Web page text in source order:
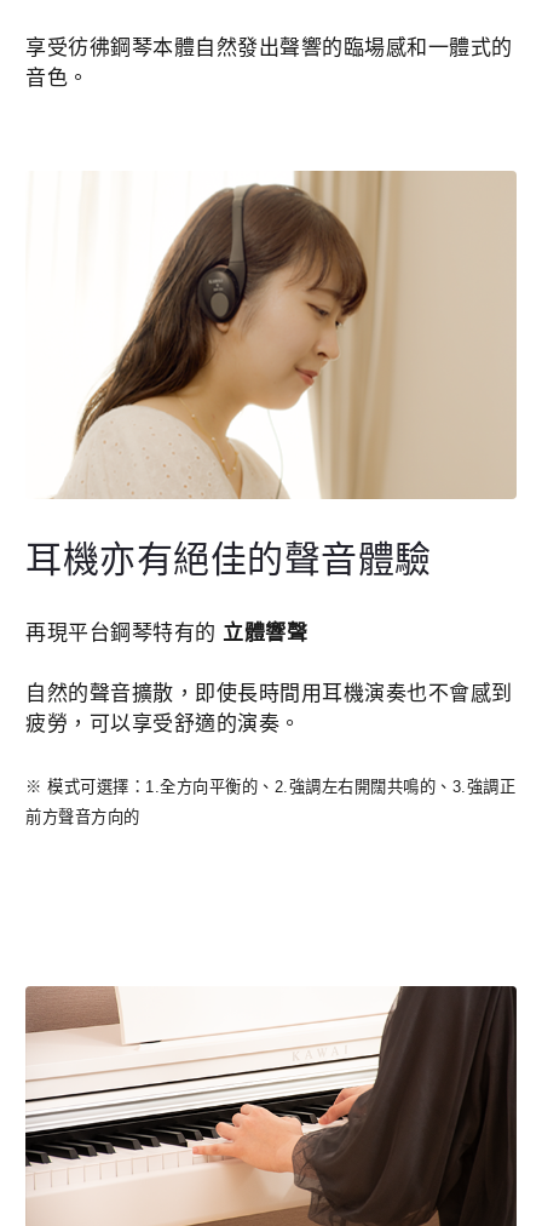
享受彷彿鋼琴本體自然發出聲響的臨場感和一體式的
音色。
耳機亦有絕佳的聲音體驗
再現平台鋼琴特有的 立體響聲
自然的聲音擴散，即使長時間用耳機演奏也不會感到
疲勞，可以享受舒適的演奏。
※ 模式可選擇：1.全方向平衡的、2.強調左右開闊共鳴的、3.強調正
前方聲音方向的